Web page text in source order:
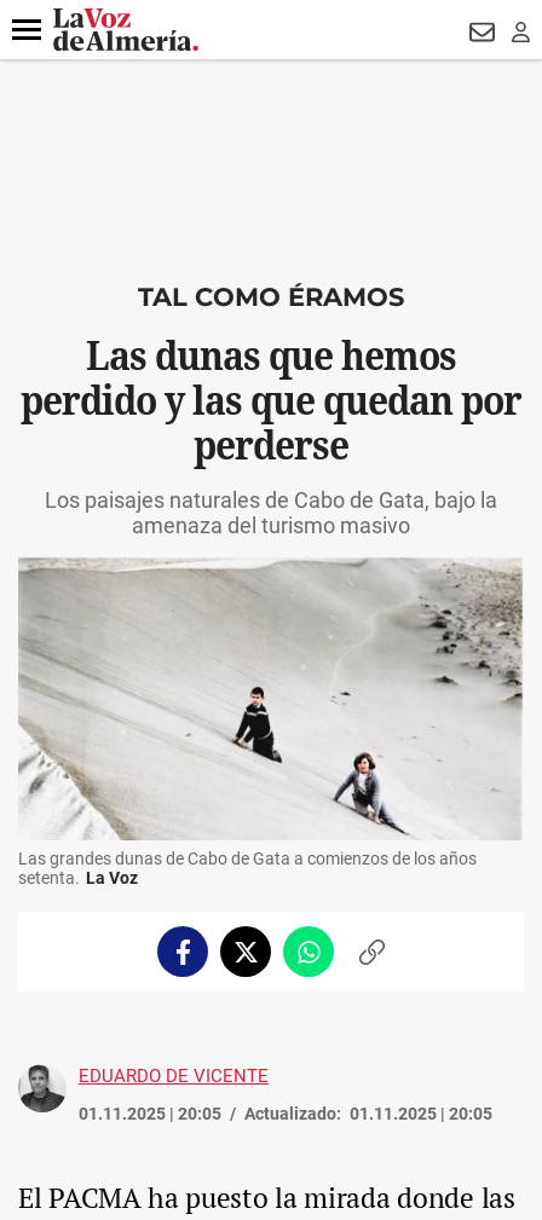
DESTACADO DRON UDA
Menú
TAL COMO ÉRAMOS
Las dunas que hemos
perdido y las que quedan por
perderse
Los paisajes naturales de Cabo de Gata, bajo la
amenaza del turismo masivo
Las grandes dunas de Cabo de Gata a comienzos de los años
setenta. La Voz
FacebookTwitterWhatsappCopiar
EDUARDO DE VICENTE
01.11.2025 | 20:05 Actualizado: 01.11.2025 | 20:05
El PACMA ha puesto la mirada donde las